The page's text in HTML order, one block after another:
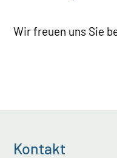
Wir freuen uns Sie
Kontakt